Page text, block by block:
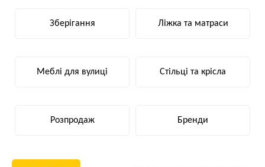
Зберігання Ліжка та матраси
Меблі для вулиці Стільці та крісла
Розпродаж Бренди